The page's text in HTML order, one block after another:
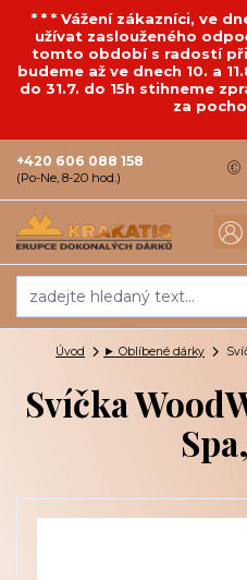
* * * Vážení zákazníci, ve
užívat zaslouženého
tomto období s radostí
budeme až ve dnech 10. a
do 31.7. do 15h stihneme
za
+420 606 088 158
(Po-Ne, 8-20 hod.)
Úvod ► Oblíbené dárky
Svíčka